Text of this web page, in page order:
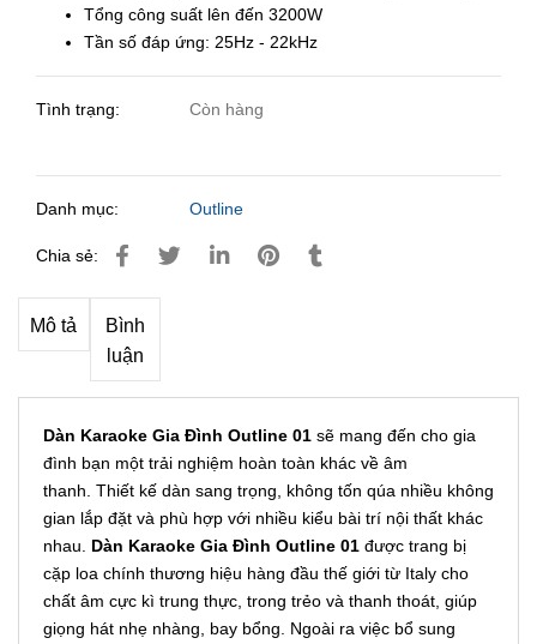
Tổng công suất lên đến 3200W
Tần số đáp ứng: 25Hz - 22kHz
Tình trạng: Còn hàng
Danh mục: Outline
Chia sẻ:
Mô tả
Bình
luận
Dàn Karaoke Gia Đình Outline 01 sẽ mang đến cho gia
đình bạn một trải nghiệm hoàn toàn khác về âm
thanh. Thiết kế dàn sang trọng, không tốn qúa nhiều không
gian lắp đặt và phù hợp với nhiều kiểu bài trí nội thất khác
nhau. Dàn Karaoke Gia Đình Outline 01 được trang bị
cặp loa chính thương hiệu hàng đầu thế giới từ Italy cho
chất âm cực kì trung thực, trong trẻo và thanh thoát, giúp
giọng hát nhẹ nhàng, bay bổng. Ngoài ra việc bổ sung